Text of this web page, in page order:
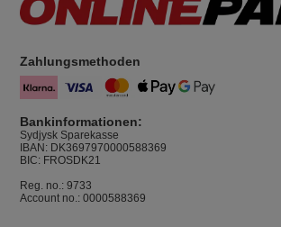
Zahlungsmethoden
Bankinformationen:
Sydjysk Sparekasse
IBAN: DK3697970000588369
BIC: FROSDK21
Reg. no.: 9733
Account no.: 0000588369